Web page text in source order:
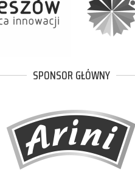
SPONSOR GŁÓWNY